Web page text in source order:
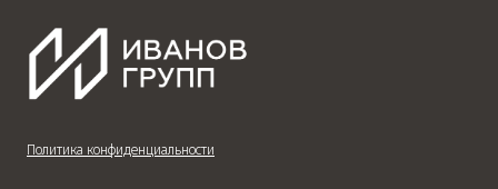
Политика конфиденциальности